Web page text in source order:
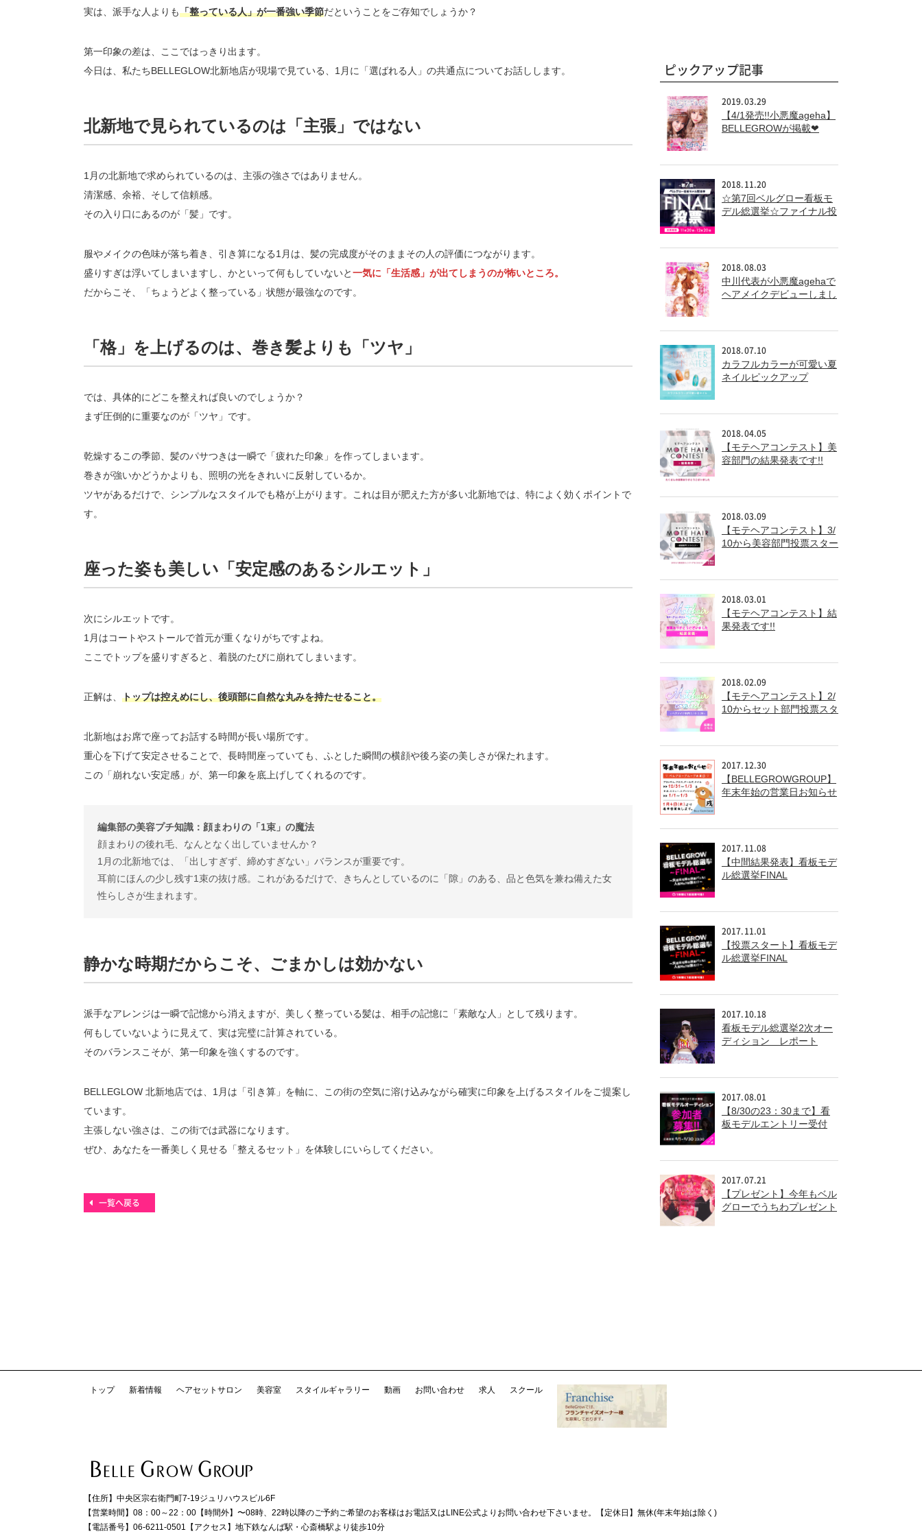
実は、派手な人よりも「整っている人」が一番強い季節だということをご存知でしょうか？
第一印象の差は、ここではっきり出ます。
今日は、私たちBELLEGLOW北新地店が現場で見ている、1月に「選ばれる人」の共通点についてお話しします。
北新地で見られているのは「主張」ではない
1月の北新地で求められているのは、主張の強さではありません。
清潔感、余裕、そして信頼感。
その入り口にあるのが「髪」です。
服やメイクの色味が落ち着き、引き算になる1月は、髪の完成度がそのままその人の評価につながります。
盛りすぎは浮いてしまいますし、かといって何もしていないと一気に「生活感」が出てしまうのが怖いところ。
だからこそ、「ちょうどよく整っている」状態が最強なのです。
「格」を上げるのは、巻き髪よりも「ツヤ」
では、具体的にどこを整えれば良いのでしょうか？
まず圧倒的に重要なのが「ツヤ」です。
乾燥するこの季節、髪のパサつきは一瞬で「疲れた印象」を作ってしまいます。
巻きが強いかどうかよりも、照明の光をきれいに反射しているか。
ツヤがあるだけで、シンプルなスタイルでも格が上がります。これは目が肥えた方が多い北新地では、特によく効くポイントで
す。
座った姿も美しい「安定感のあるシルエット」
次にシルエットです。
1月はコートやストールで首元が重くなりがちですよね。
ここでトップを盛りすぎると、着脱のたびに崩れてしまいます。
正解は、 トップは控えめにし、後頭部に自然な丸みを持たせること。
北新地はお席で座ってお話する時間が長い場所です。
重心を下げて安定させることで、長時間座っていても、ふとした瞬間の横顔や後ろ姿の美しさが保たれます。
この「崩れない安定感」が、第一印象を底上げしてくれるのです。
編集部の美容プチ知識：顔まわりの「1束」の魔法
顔まわりの後れ毛、なんとなく出していませんか？
1月の北新地では、「出しすぎず、締めすぎない」バランスが重要です。
耳前にほんの少し残す1束の抜け感。これがあるだけで、きちんとしているのに「隙」のある、品と色気を兼ね備えた女
性らしさが生まれます。
静かな時期だからこそ、ごまかしは効かない
派手なアレンジは一瞬で記憶から消えますが、美しく整っている髪は、相手の記憶に「素敵な人」として残ります。
何もしていないように見えて、実は完璧に計算されている。
そのバランスこそが、第一印象を強くするのです。
BELLEGLOW 北新地店では、1月は「引き算」を軸に、この街の空気に溶け込みながら確実に印象を上げるスタイルをご提案し
ています。
主張しない強さは、この街では武器になります。
ぜひ、あなたを一番美しく見せる「整えるセット」を体験しにいらしてください。
一覧へ戻る
ピックアップ記事
2019.03.29
【4/1発売!!小悪魔ageha】
BELLEGROWが掲載❤
2018.11.20
☆第7回ベルグロー看板モ
デル総選挙☆ファイナル投
2018.08.03
中川代表が小悪魔agehaで
ヘアメイクデビューしまし
2018.07.10
カラフルカラーが可愛い夏
ネイルピックアップ
2018.04.05
【モテヘアコンテスト】美
容部門の結果発表です!!
2018.03.09
【モテヘアコンテスト】3/
10から美容部門投票スター
2018.03.01
【モテヘアコンテスト】結
果発表です!!
2018.02.09
【モテヘアコンテスト】2/
10からセット部門投票スタ
2017.12.30
【BELLEGROWGROUP】
年末年始の営業日お知らせ
2017.11.08
【中間結果発表】看板モデ
ル総選挙FINAL
2017.11.01
【投票スタート】看板モデ
ル総選挙FINAL
2017.10.18
看板モデル総選挙2次オー
ディション レポート
2017.08.01
【8/30の23：30まで】看
板モデルエントリー受付
2017.07.21
【プレゼント】今年もベル
グローでうちわプレゼント
トップ 新着情報 ヘアセットサロン 美容室 スタイルギャラリー 動画 お問い合わせ 求人 スクール
【住所】 中央区宗右衛門町7-19ジュリハウスビル6F
【営業時間】 08：00～22：00 【時間外】 〜08時、22時以降のご予約ご希望のお客様はお電話又はLINE公式よりお問い合わせ下さいませ。 【定休日】 無休(年末年始は除く)
【電話番号】 06-6211-0501 【アクセス】 地下鉄なんば駅・心斎橋駅より徒歩10分